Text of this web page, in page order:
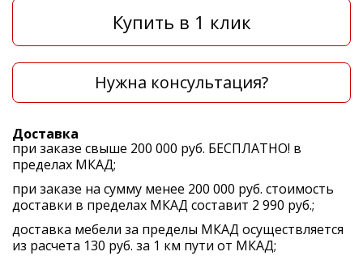
Купить в 1 клик
Нужна консультация?
Доставка
при заказе свыше 200 000 руб. БЕСПЛАТНО! в
пределах МКАД;
при заказе на сумму менее 200 000 руб. стоимость
доставки в пределах МКАД составит 2 990 руб.;
доставка мебели за пределы МКАД осуществляется
из расчета 130 руб. за 1 км пути от МКАД;